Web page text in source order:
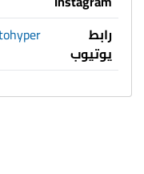
رابط
يوتيوب